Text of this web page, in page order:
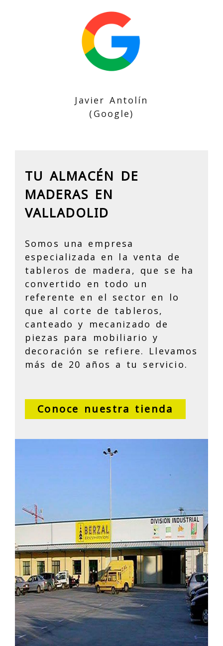
Javier Antolín
(Google)
TU ALMACÉN DE
MADERAS EN
VALLADOLID
Somos una empresa
especializada en la venta de
tableros de madera, que se ha
convertido en todo un
referente en el sector en lo
que al corte de tableros,
canteado y mecanizado de
piezas para mobiliario y
decoración se refiere. Llevamos
más de 20 años a tu servicio.
Conoce nuestra tienda